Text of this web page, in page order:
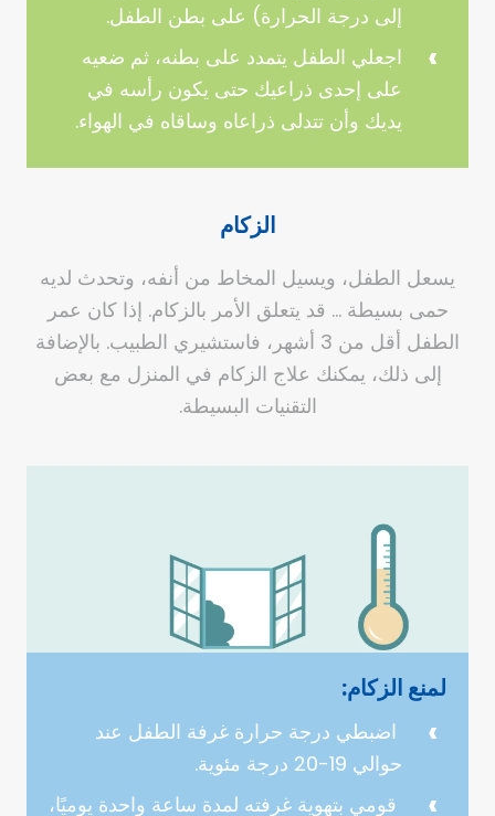
إلى درجة الحرارة) على بطن الطفل.
اجعلي الطفل يتمدد على بطنه، ثم ضعيه
على إحدى ذراعيك حتى يكون رأسه في
يديك وأن تتدلى ذراعاه وساقاه في الهواء.
الزكام
يسعل الطفل، ويسيل المخاط من أنفه، وتحدث لديه
حمى بسيطة … قد يتعلق الأمر بالزكام. إذا كان عمر
الطفل أقل من 3 أشهر، فاستشيري الطبيب. بالإضافة
إلى ذلك، يمكنك علاج الزكام في المنزل مع بعض
التقنيات البسيطة.
لمنع الزكام:
اضبطي درجة حرارة غرفة الطفل عند
حوالي 19-20 درجة مئوية.
قومي بتهوية غرفته لمدة ساعة واحدة يوميًا،